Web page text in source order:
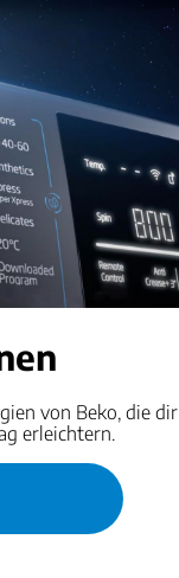
von Beko, die dir
erleichtern.